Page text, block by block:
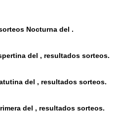
Nocturna del .
del , resultados sorteos.
del , resultados sorteos.
del , resultados sorteos.